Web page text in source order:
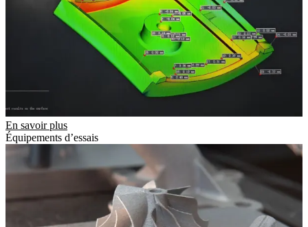
En savoir plus
Équipements d’essais